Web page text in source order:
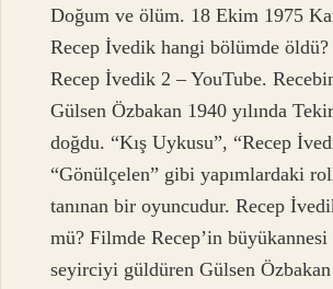
Doğum ve ölüm. 18 Ekim 1975
Recep İvedik hangi bölümde öldü?
Recep İvedik 2 – YouTube.
Gülsen Özbakan 1940 yılında
doğdu. “Kış Uykusu”, “Recep
“Gönülçelen” gibi yapımlardaki
tanınan bir oyuncudur. Recep
mü? Filmde Recep’in
seyirciyi güldüren Gülsen Özbakan